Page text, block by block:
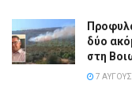
δύο
στη
7